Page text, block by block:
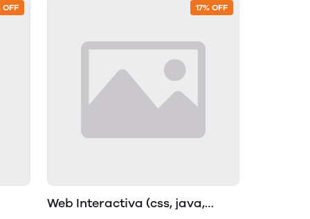
OFF 17% OFF
Web Interactiva (css, java,